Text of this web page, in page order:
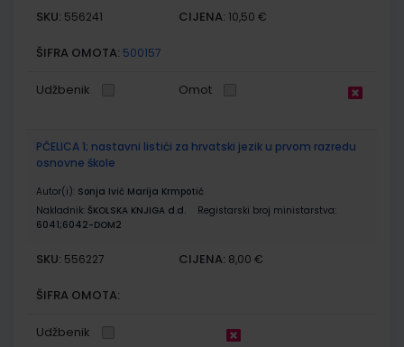
SKU: 556241 CIJENA: 10,50 €
ŠIFRA OMOTA: 500157
Udžbenik Omot
PČELICA 1; nastavni listići za hrvatski jezik u prvom razredu
osnovne škole
Autor(i): Sonja Ivić Marija Krmpotić
Nakladnik: ŠKOLSKA KNJIGA d.d.
Registarski broj ministarstva:
6041;6042-DOM2
SKU: 556227 CIJENA: 8,00 €
ŠIFRA OMOTA:
Udžbenik